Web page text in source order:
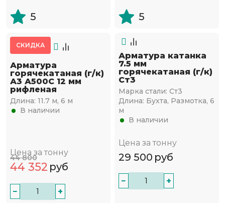
5 5
СКИДКА
Арматура
горячекатаная (г/к)
А3 А500С 12 мм
рифленая
Длина: 11.7 м, 6 м
В наличии
Цена за тонну
44 800
44 352 руб
− +
Арматура катанка
7.5 мм
горячекатаная (г/к)
Ст3
Марка стали: Ст3
Длина: Бухта, Размотка, 6
м
В наличии
Цена за тонну
29 500 руб
− +